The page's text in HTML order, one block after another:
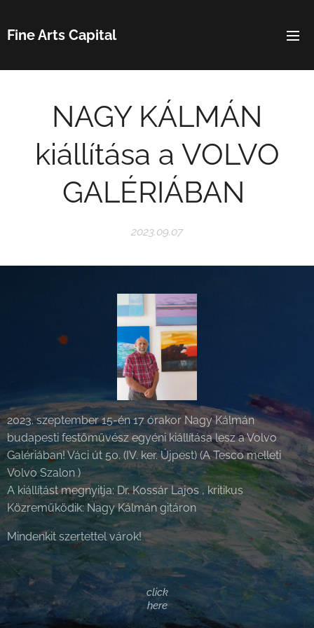
Fine Arts Capital
NAGY KÁLMÁN
kiállítása a VOLVO
GALÉRIÁBAN
2023.09.07
2023. szeptember 15-én 17 órakor Nagy Kálmán
budapesti festőművész egyéni kiállítása lesz a Volvo
Galériában! Váci út 50. (IV. ker. Újpest) (A Tesco melleti
Volvo Szalon )
A kiállítást megnyitja: Dr. Kossár Lajos , kritikus
Közreműködik: Nagy Kálmán gitáron
Mindenkit szertettel várok!
click
here